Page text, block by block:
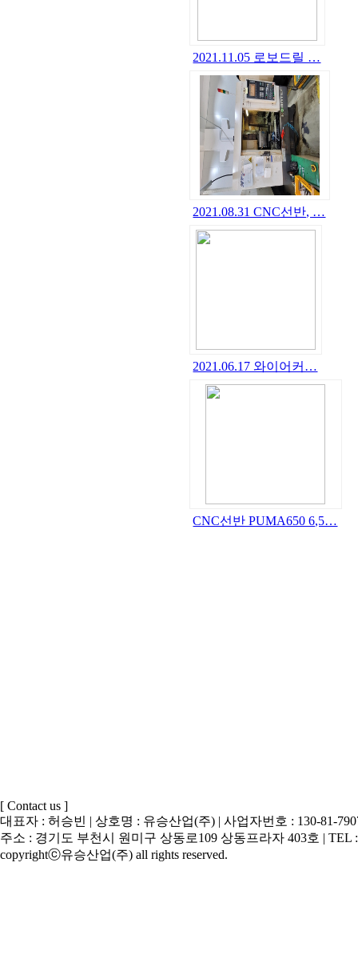
2021.11.05 로보드릴 …
2021.08.31 CNC선반, …
2021.06.17 와이어커…
CNC선반 PUMA650 6,5…
[ Contact us ]
대표자 : 허승빈 | 상호명 : 유승산업(주) | 사업자번호 : 130-81-
주소 : 경기도 부천시 원미구 상동로109 상동프라자 403호 | TEL :
copyrightⓒ유승산업(주) all rights reserved.